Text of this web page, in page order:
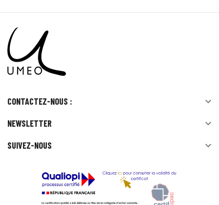
CONTACTEZ-NOUS : 
NEWSLETTER 
SUIVEZ-NOUS 